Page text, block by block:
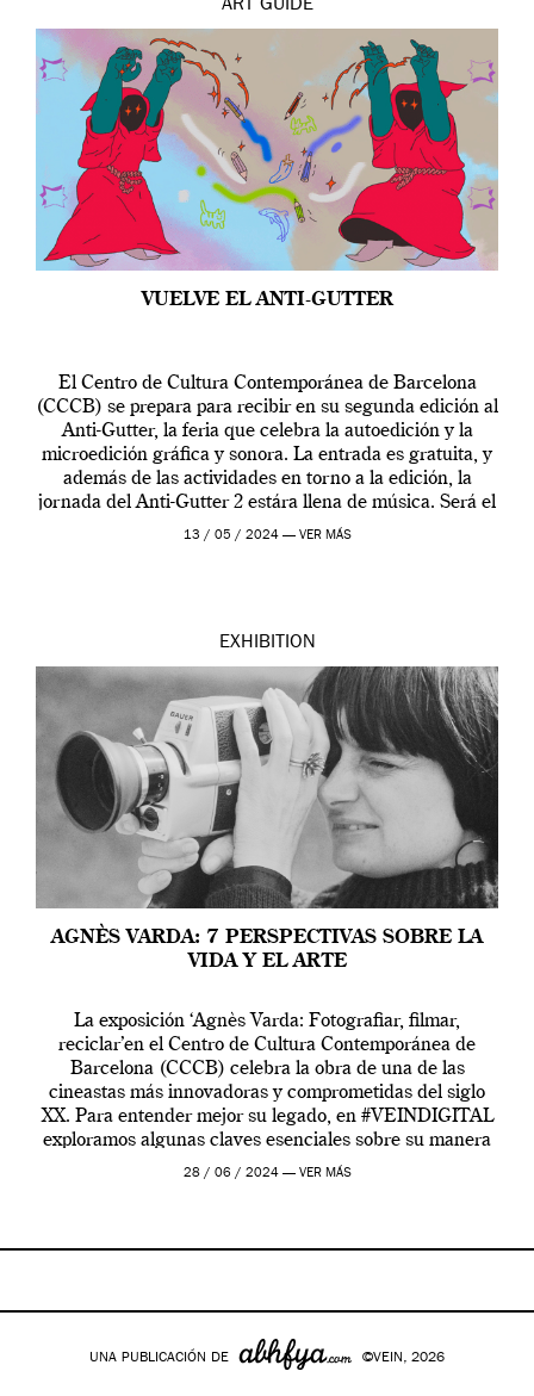
ART GUIDE
VUELVE EL ANTI-GUTTER
El Centro de Cultura Contemporánea de Barcelona
(CCCB) se prepara para recibir en su segunda edición al
Anti-Gutter, la feria que celebra la autoedición y la
microedición gráfica y sonora. La entrada es gratuita, y
además de las actividades en torno a la edición, la
jornada del Anti-Gutter 2 estára llena de música. Será el
[…]
13 / 05 / 2024 — VER MÁS
EXHIBITION
AGNÈS VARDA: 7 PERSPECTIVAS SOBRE LA
VIDA Y EL ARTE
La exposición ‘Agnès Varda: Fotografiar, filmar,
reciclar’en el Centro de Cultura Contemporánea de
Barcelona (CCCB) celebra la obra de una de las
cineastas más innovadoras y comprometidas del siglo
XX. Para entender mejor su legado, en #VEINDIGITAL
exploramos algunas claves esenciales sobre su manera
de entender la vida, el cine y el arte contemporáneo.
28 / 06 / 2024 — VER MÁS
UNA PUBLICACIÓN DE ©VEIN, 2026